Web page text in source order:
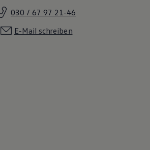
030 / 67 97 21-46
E-Mail schreiben